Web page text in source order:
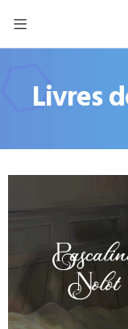
Livres